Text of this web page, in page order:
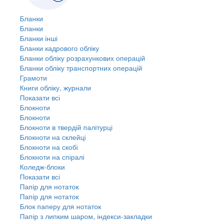
Бланки
Бланки
Бланки інші
Бланки кадрового обліку
Бланки обліку розрахункових операцій
Бланки обліку транспортних операцій
Грамоти
Книги обліку, журнали
Показати всі
Блокноти
Блокноти
Блокноти в твердій палітурці
Блокноти на склейці
Блокноти на скобі
Блокноти на спіралі
Коледж-блоки
Показати всі
Папір для нотаток
Папір для нотаток
Блок паперу для нотаток
Папір з липким шаром, індекси-закладки